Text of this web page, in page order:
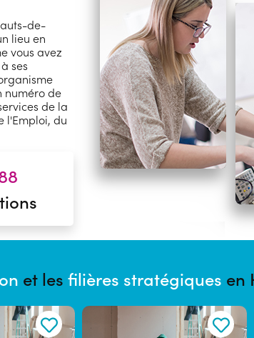
de-
lieu en
vous avez
ses
numéro de
de la
l'Emploi, du
et les filières stratégiques en